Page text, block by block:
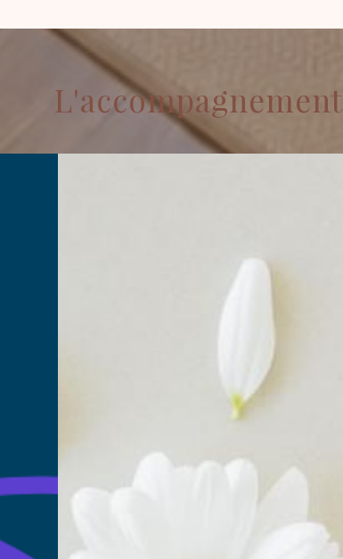
L'accompagnement